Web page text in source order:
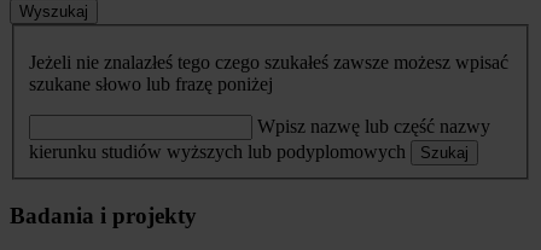
Wyszukaj
Jeżeli nie znalazłeś tego czego szukałeś zawsze możesz wpisać
szukane słowo lub frazę poniżej
Wpisz nazwę lub część nazwy
kierunku studiów wyższych lub podyplomowych
Szukaj
Badania i projekty